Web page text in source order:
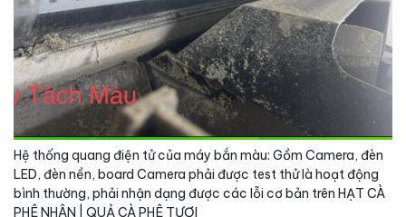
Hệ thống quang điện tử của máy bắn màu: Gồm Camera, đèn
LED, đèn nền, board Camera phải được test thử là hoạt động
bình thường, phải nhận dạng được các lỗi cơ bản trên HẠT CÀ
PHÊ NHÂN | QUẢ CÀ PHÊ TƯƠI